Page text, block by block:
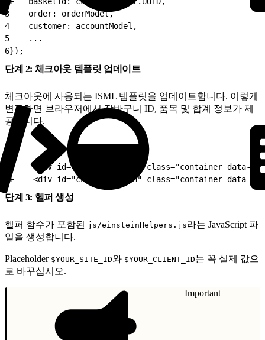
3
    order: orderModel,
4
    customer: accountModel,
5
    ...
6});
단계 2: 체크아웃 템플릿 업데이트
체크아웃에 사용되는 ISML 템플릿을 업데이트합니다. 이렇게
변경하면 브라우저에서 장바구니 ID, 품목 및 합계 정보가 제
공됩니다.
-    <div id="checkout-main" class="container data-
+    <div id="checkout-main" class="container data-
단계 3: 헬퍼 생성
헬퍼 함수가 포함된 js/einsteinHelpers.js라는 JavaScript 파
일을 생성합니다.
Placeholder $YOUR_SITE_ID와 $YOUR_CLIENT_ID는 꼭 실제 값으
로 바꾸십시오.
Important